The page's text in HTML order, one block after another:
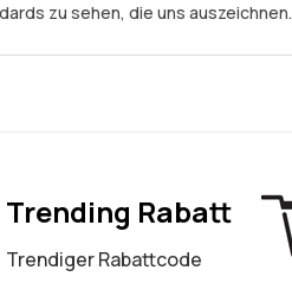
zu sehen, die uns auszeichnen.
Trending Rabatt
Trendiger Rabattcode